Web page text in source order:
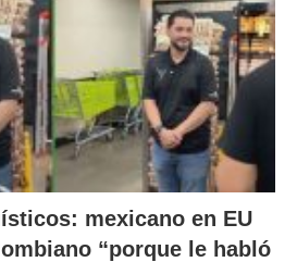
mexicano en EU
“porque le habló